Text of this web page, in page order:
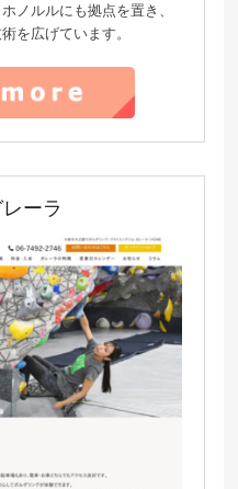
ノルルにも拠点を置き、
を広げています。
ーラ